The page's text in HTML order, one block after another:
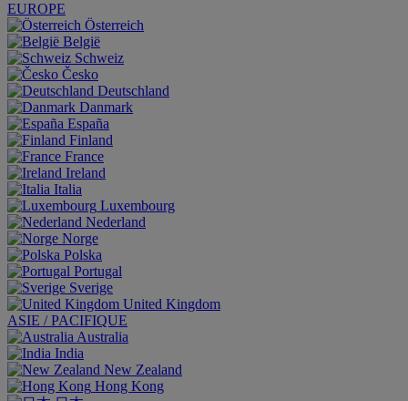
EUROPE
Österreich
België
Schweiz
Česko
Deutschland
Danmark
España
Finland
France
Ireland
Italia
Luxembourg
Nederland
Norge
Polska
Portugal
Sverige
United Kingdom
ASIE / PACIFIQUE
Australia
India
New Zealand
Hong Kong